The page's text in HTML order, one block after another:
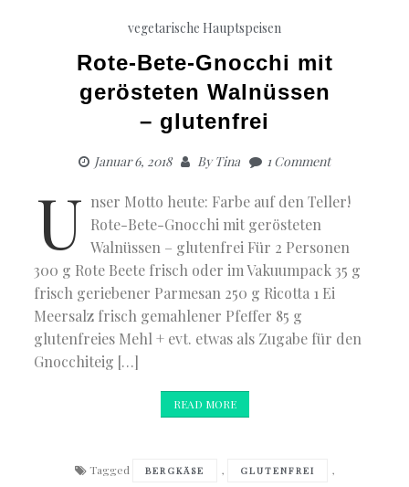
vegetarische Hauptspeisen
Rote-Bete-Gnocchi mit
gerösteten Walnüssen
– glutenfrei
Januar 6, 2018 ByTina 1 Comment
U nser Motto heute: Farbe auf den Teller!
Rote-Bete-Gnocchi mit gerösteten
Walnüssen – glutenfrei Für 2 Personen
300 g Rote Beete frisch oder im Vakuumpack 35 g
frisch geriebener Parmesan 250 g Ricotta 1 Ei
Meersalz frisch gemahlener Pfeffer 85 g
glutenfreies Mehl + evt. etwas als Zugabe für den
Gnocchiteig […]
READ MORE
Tagged BERGKÄSE , GLUTENFREI ,